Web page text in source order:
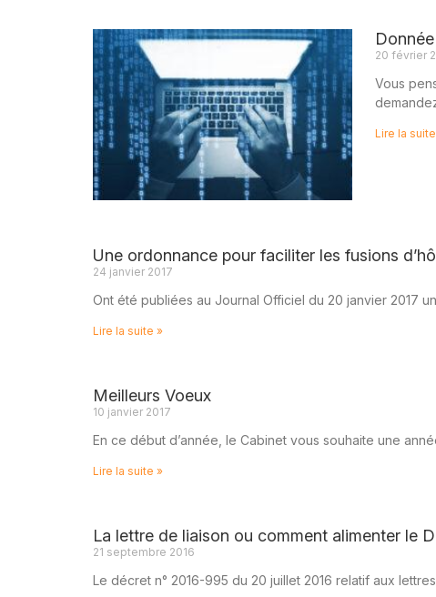
20 février
Vous
Lire la
Une ordonnance pour faciliter les fusions
24 janvier 2017
Ont été publiées au Journal Officiel du 20 janvier 2017
Lire la suite »
Meilleurs Voeux
10 janvier 2017
En ce début d’année, le Cabinet vous souhaite une
Lire la suite »
La lettre de liaison ou comment alimenter le
21 septembre 2016
Le décret n° 2016-995 du 20 juillet 2016 relatif aux